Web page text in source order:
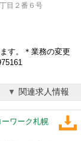
目２番６号
す。＊業務の変更
関連求人情報
ーワーク札幌